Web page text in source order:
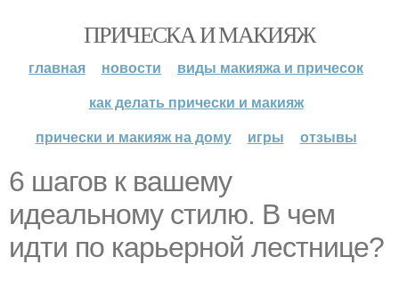
ПРИЧЕСКА И МАКИЯЖ
главная новости
виды макияжа и причесок
как делать прически и макияж
прически и макияж на дому
игры отзывы
6 шагов к вашему
идеальному стилю. В чем
идти по карьерной лестнице?